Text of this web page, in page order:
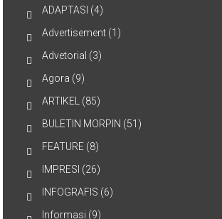
ADAPTASI (4)
Advertisement (1)
Advetorial (3)
Agora (9)
ARTIKEL (85)
BULETIN MORPIN (51)
FEATURE (8)
IMPRESI (26)
INFOGRAFIS (6)
Informasi (9)